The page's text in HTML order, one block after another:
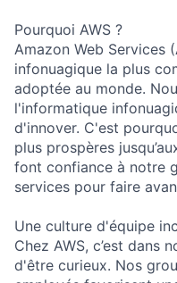
Pourquoi AWS ?
Amazon Web Services
infonuagique la plus
adoptée au monde.
l'informatique
d'innover. C'est
plus prospères
font confiance à notre
services pour faire
Une culture d'équipe
Chez AWS, c’est dans
d'être curieux. Nos